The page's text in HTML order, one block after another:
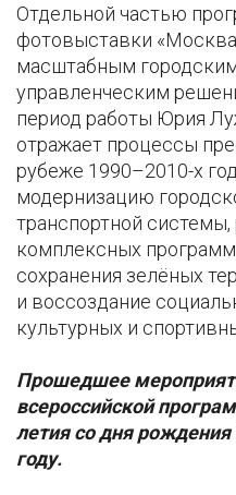
Отдельной частью
фотовыставки
масштабным
управленческим
период работы Юрия
отражает процессы
рубеже 1990–2010-х
модернизацию
транспортной
комплексных программ
сохранения зелёных
и воссоздание
культурных и
Прошедшее
всероссийской
летия со дня
году.